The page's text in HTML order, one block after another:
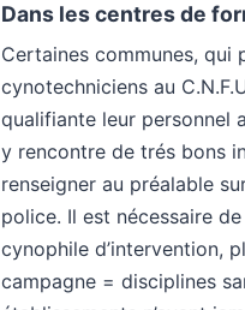
Dans les centres de
Certaines communes, qui
cynotechniciens au
qualifiante leur personnel
y rencontre de trés bons
renseigner au préalable
police. Il est nécessaire
cynophile d’intervention,
campagne = disciplines